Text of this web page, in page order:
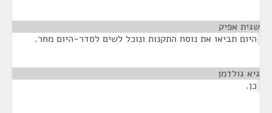
שגית אפיק
היום תביאו את נוסח התקנות ונוכל לשים לסדר-היום מחר.
גיא גולדמן
כן.